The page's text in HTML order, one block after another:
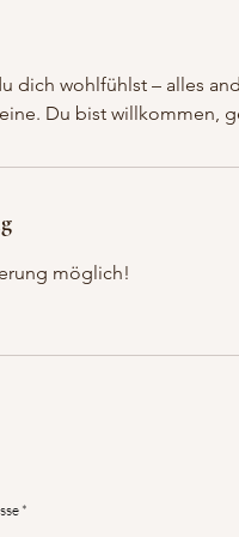
dich wohlfühlst – alles
Du bist willkommen,
möglich!